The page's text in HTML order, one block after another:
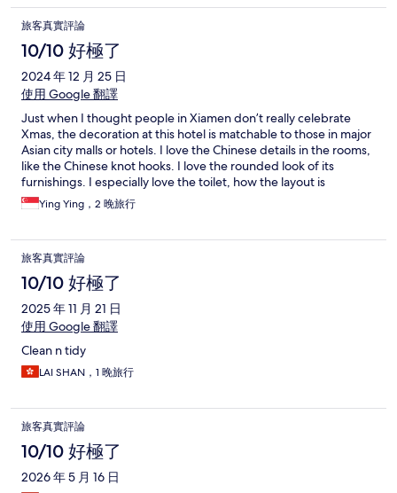
旅客真實評論
10/10 好極了
2024 年 12 月 25 日
使用 Google 翻譯
Just when I thought people in Xiamen don’t really celebrate
Xmas, the decoration at this hotel is matchable to those in major
Asian city malls or hotels. I love the Chinese details in the rooms,
like the Chinese knot hooks. I love the rounded look of its
furnishings. I especially love the toilet, how the layout is
segregated and various accessibility.
Ying Ying，2 晚旅行
旅客真實評論
10/10 好極了
2025 年 11 月 21 日
使用 Google 翻譯
Clean n tidy
LAI SHAN，1 晚旅行
旅客真實評論
10/10 好極了
2026 年 5 月 16 日